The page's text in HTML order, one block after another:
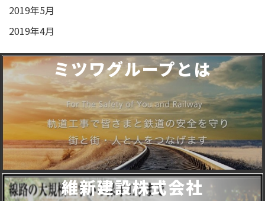
2019年5月
2019年4月
ミツワグループとは
維新建設株式会社